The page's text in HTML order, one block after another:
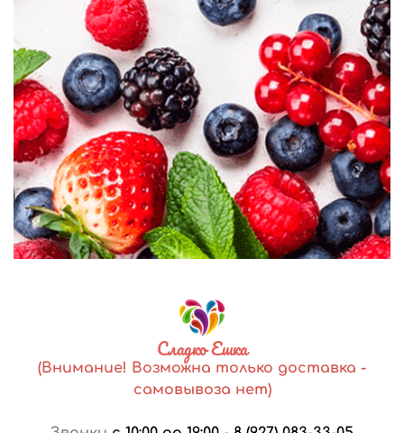
Сладко Ешка
(Внимание! Возможна только доставка -
самовывоза нет)